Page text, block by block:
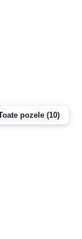
pozele (10)